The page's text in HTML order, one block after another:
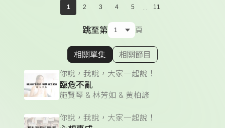
1 2 3 4 5 ... 11
跳至第 頁
顯示相關單集
相關單集 相關節目
你說，我說，大家一起說！
臨危不亂
施賢琴 & 林芳如 & 黃柏諺
你說，我說，大家一起說！